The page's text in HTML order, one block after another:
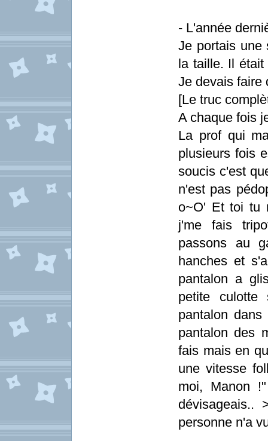
- L'année
Je portais une
la taille. Il était
Je devais faire
[Le truc
A chaque fois
La prof qui
plusieurs fois
soucis c'est
n'est pas
o~O' Et toi tu
j'me fais
passons au
hanches et
pantalon a
petite
pantalon
pantalon des
fais mais en
une vitesse
moi, Manon
personne n'a